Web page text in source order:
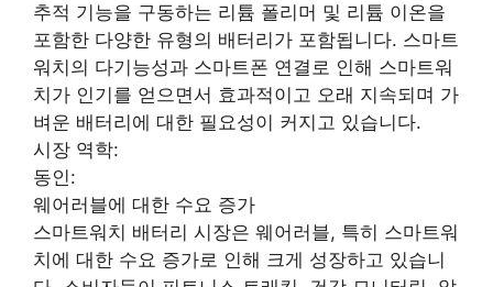
추적 기능을 구동하는 리튬 폴리머 및 리튬 이온을
포함한 다양한 유형의 배터리가 포함됩니다. 스마트
워치의 다기능성과 스마트폰 연결로 인해 스마트워
치가 인기를 얻으면서 효과적이고 오래 지속되며 가
벼운 배터리에 대한 필요성이 커지고 있습니다.
시장 역학:
동인:
웨어러블에 대한 수요 증가
스마트워치 배터리 시장은 웨어러블, 특히 스마트워
치에 대한 수요 증가로 인해 크게 성장하고 있습니